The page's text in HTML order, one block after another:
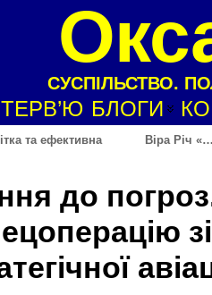
СУСПІЛЬСТВО.
БЛОГИ
та ефективна
Віра Річ
до